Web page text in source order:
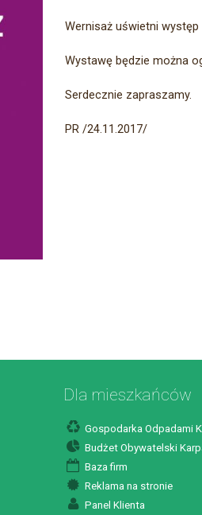
Wernisaż uświetni
Wystawę będzie można
Serdecznie zapraszamy.
PR /24.11.2017/
Dla mieszkańców
Gospodarka Odpadami
Budżet Obywatelski
Baza firm
Reklama na stronie
Panel Klienta